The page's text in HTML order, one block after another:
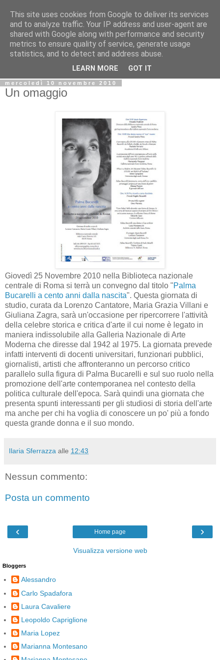
Biblio@rti in
Il Blog della Biblioteca di Area delle arti per condividere
informazioni iniziative incontri
mercoledì 10 novembre 2010
Un omaggio
Giovedì 25 Novembre 2010 nella Biblioteca nazionale
centrale di Roma si terrà un convegno dal titolo "Palma
Bucarelli a cento anni dalla nascita". Questa giornata di
studio, curata da Lorenzo Cantatore, Maria Grazia Villani e
Giuliana Zagra, sarà un'occasione per ripercorrere l'attività
della celebre storica e critica d'arte il cui nome è legato in
maniera indissolubile alla Galleria Nazionale di Arte
Moderna che diresse dal 1942 al 1975. La giornata prevede
infatti interventi di docenti universitari, funzionari pubblici,
giornalisti, artisti che affronteranno un percorso critico
parallelo sulla figura di Palma Bucarelli e sul suo ruolo nella
promozione dell'arte contemporanea nel contesto della
politica culturale dell'epoca. Sarà quindi una giornata che
presenta spunti interessanti per gli studiosi di storia dell'arte
ma anche per chi ha voglia di conoscere un po' più a fondo
questa grande donna e il suo mondo.
Ilaria Sferrazza alle 12:43
Nessun commento:
Posta un commento
‹ ›
Home page
Visualizza versione web
Bloggers
Alessandro
Carlo Spadafora
Laura Cavaliere
Leopoldo Capriglione
Maria Lopez
Marianna Montesano
This site uses cookies from Google to deliver its services
and to analyze traffic. Your IP address and user-agent are
shared with Google along with performance and security
metrics to ensure quality of service, generate usage
statistics, and to detect and address abuse.
LEARN MORE GOT IT